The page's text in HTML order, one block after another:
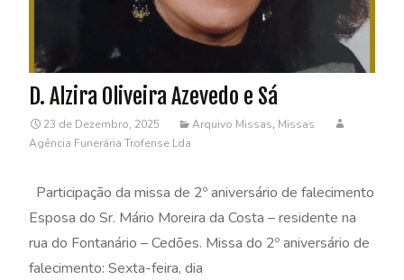
D. Alzira Oliveira Azevedo e Sá
23 de Dezembro, 2025 Arquivo Missas, Missas
Agência Funerária Trofense Lda
Participação da missa de 2º aniversário de falecimento
Esposa do Sr. Mário Moreira da Costa – residente na
rua do Fontanário – Cedões. Missa do 2º aniversário de
falecimento: Sexta-feira, dia